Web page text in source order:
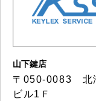
山下鍵店
〒050-0083 北
ビル1Ｆ